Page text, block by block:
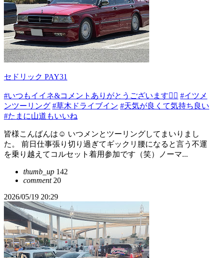
セドリック PAY31
#いつもイイネ&コメントありがとうございます🙇‍♂️ #イツメ
ンツーリング #草木ドライブイン #天気が良くて気持ち良い
#たまに山道もいいね
皆様こんばんは☺️ いつメンとツーリングしてまいりまし
た。 前日仕事張り切り過ぎてギックリ腰になると言う不運
を乗り越えてコルセット着用参加です（笑）ノーマ...
thumb_up 142
comment20
2026/05/19 20:29